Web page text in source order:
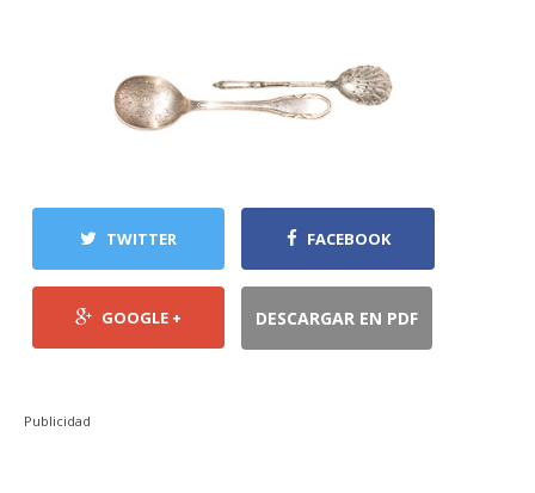
TWITTER FACEBOOK
GOOGLE + DESCARGAR EN PDF
Publicidad